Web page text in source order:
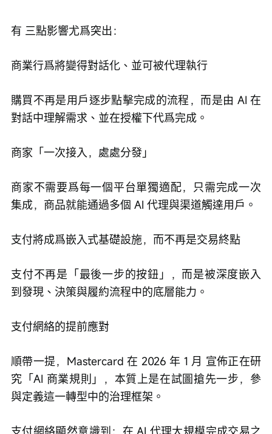
有 三點影響尤爲突出：
商業行爲將變得對話化、並可被代理執行
購買不再是用戶逐步點擊完成的流程，而是由 AI 在
對話中理解需求、並在授權下代爲完成。
商家「一次接入，處處分發」
商家不需要爲每一個平台單獨適配，只需完成一次
集成，商品就能通過多個 AI 代理與渠道觸達用戶。
支付將成爲嵌入式基礎設施，而不再是交易終點
支付不再是「最後一步的按鈕」，而是被深度嵌入
到發現、決策與履約流程中的底層能力。
支付網絡的提前應對
順帶一提，Mastercard 在 2026 年 1 月 宣佈正在研
究「AI 商業規則」，本質上是在試圖搶先一步，參
與定義這一轉型中的治理框架。